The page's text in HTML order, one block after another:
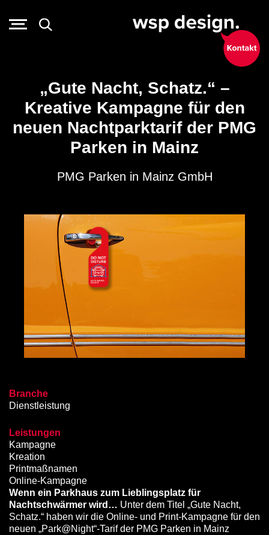
„Gute Nacht, Schatz.“ –
Kreative Kampagne für den
neuen Nachtparktarif der PMG
Parken in Mainz
PMG Parken in Mainz GmbH
Mailing-Action
Branche
Dienstleistung
Leistungen
Kampagne
Kreation
Printmaßnamen
Online-Kampagne
Wenn ein Parkhaus zum Lieblingsplatz für
Nachtschwärmer wird… Unter dem Titel „Gute Nacht,
Schatz.“ haben wir die Online- und Print-Kampagne für den
neuen „Park@Night“-Tarif der PMG Parken in Mainz